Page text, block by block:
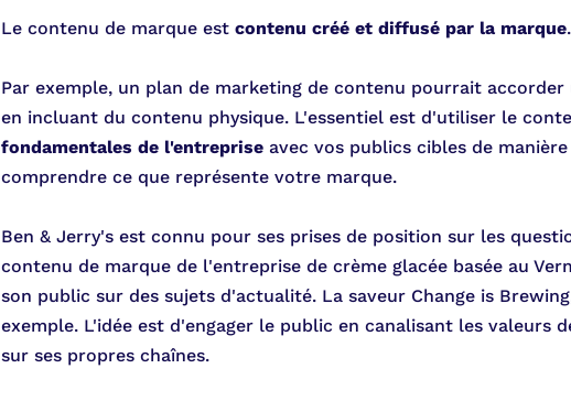
Le contenu de marque est contenu créé et diffusé par la marque
Par exemple, un plan de marketing de contenu pourrait
en incluant du contenu physique. L'essentiel est d'utiliser le
fondamentales de l'entreprise avec vos publics cibles de
comprendre ce que représente votre marque.
Ben & Jerry's est connu pour ses prises de position sur les
contenu de marque de l'entreprise de crème glacée basée au
son public sur des sujets d'actualité. La saveur Change is
exemple. L'idée est d'engager le public en canalisant les
sur ses propres chaînes.